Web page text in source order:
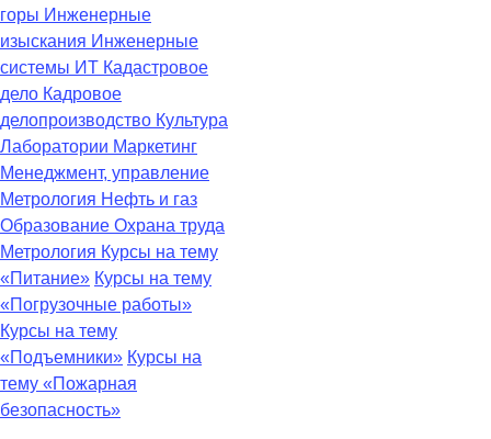
горы Инженерные
изыскания Инженерные
системы ИТ Кадастровое
дело Кадровое
делопроизводство Культура
Лаборатории Маркетинг
Менеджмент, управление
Метрология Нефть и газ
Образование Охрана труда
Метрология Курсы на тему
«Питание» Курсы на тему
«Погрузочные работы»
Курсы на тему
«Подъемники» Курсы на
тему «Пожарная
безопасность»